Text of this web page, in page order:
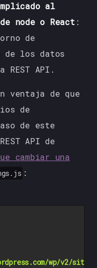
al
node o React :
de
de los datos
API.
ventaja de que
de
de este
API de
cambiar una
:
wp/v2/sites/